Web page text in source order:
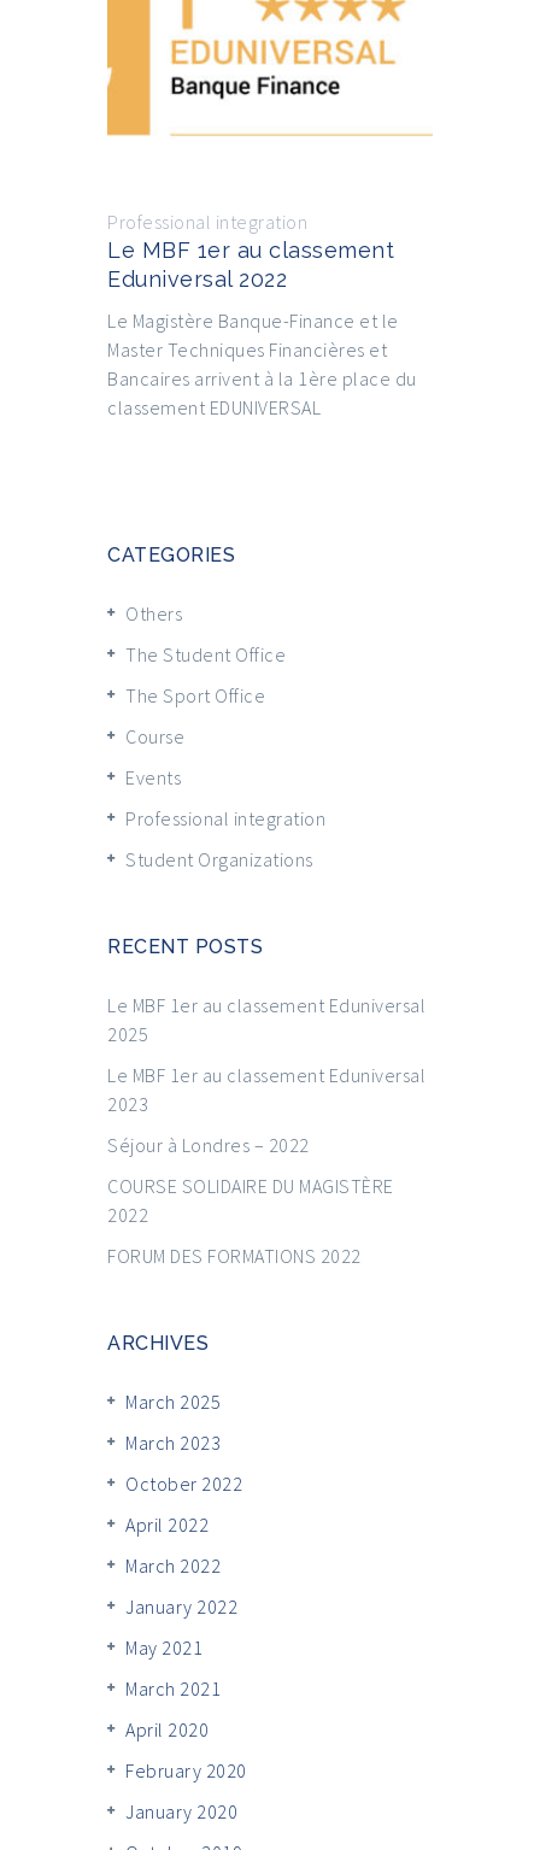
Professional integration
Le MBF 1er au classement
Eduniversal 2022
Le Magistère Banque-Finance et le
Master Techniques Financières et
Bancaires arrivent à la 1ère place du
classement EDUNIVERSAL
CATEGORIES
Others
The Student Office
The Sport Office
Course
Events
Professional integration
Student Organizations
RECENT POSTS
Le MBF 1er au classement Eduniversal
2025
Le MBF 1er au classement Eduniversal
2023
Séjour à Londres – 2022
COURSE SOLIDAIRE DU MAGISTÈRE
2022
FORUM DES FORMATIONS 2022
ARCHIVES
March 2025
March 2023
October 2022
April 2022
March 2022
January 2022
May 2021
March 2021
April 2020
February 2020
January 2020